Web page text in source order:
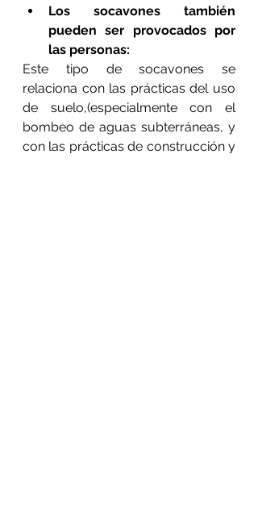
Los socavones también
pueden ser provocados por
las personas:
Este tipo de socavones se
relaciona con las prácticas del uso
de suelo,(especialmente con el
bombeo de aguas subterráneas, y
con las prácticas de construcción y